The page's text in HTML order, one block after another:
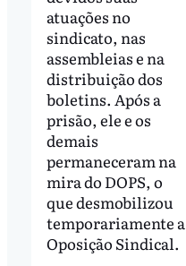
atuações no
sindicato, nas
assembleias e na
distribuição dos
boletins. Após a
prisão, ele e os
demais
permaneceram na
mira do DOPS, o
que desmobilizou
temporariamente a
Oposição Sindical.